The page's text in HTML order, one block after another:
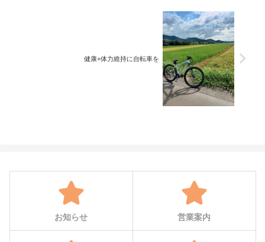
健康+体力維持に自転車を
お知らせ 営業案内